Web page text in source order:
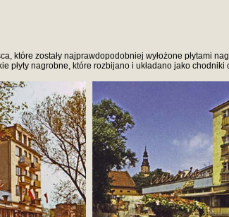
które zostały najprawdopodobniej wyłożone płytami
płyty nagrobne, które rozbijano i układano jako chodniki